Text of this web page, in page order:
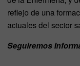
reflejo de una
actuales del sector
Seguiremos